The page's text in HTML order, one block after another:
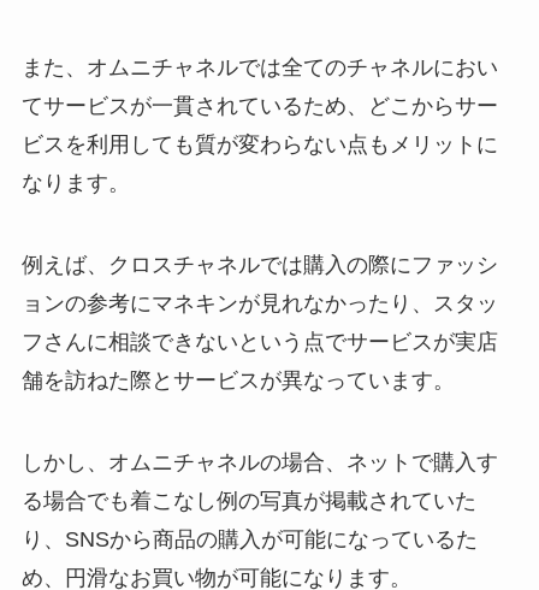
また、オムニチャネルでは全てのチャネルにおい
てサービスが一貫されているため、どこからサー
ビスを利用しても質が変わらない点もメリットに
なります。
例えば、クロスチャネルでは購入の際にファッシ
ョンの参考にマネキンが見れなかったり、スタッ
フさんに相談できないという点でサービスが実店
舗を訪ねた際とサービスが異なっています。
しかし、オムニチャネルの場合、ネットで購入す
る場合でも着こなし例の写真が掲載されていた
り、SNSから商品の購入が可能になっているた
め、円滑なお買い物が可能になります。